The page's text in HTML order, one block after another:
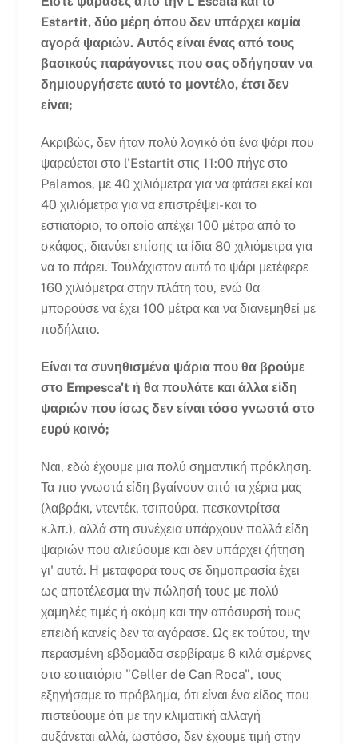
Estartit, δύο μέρη όπου δεν υπάρχει καμία
αγορά ψαριών. Αυτός είναι ένας από τους
βασικούς παράγοντες που σας οδήγησαν να
δημιουργήσετε αυτό το μοντέλο, έτσι δεν
είναι;
Ακριβώς, δεν ήταν πολύ λογικό ότι ένα ψάρι που
ψαρεύεται στο l'Estartit στις 11:00 πήγε στο
Palamos, με 40 χιλιόμετρα για να φτάσει εκεί και
40 χιλιόμετρα για να επιστρέψει- και το
εστιατόριο, το οποίο απέχει 100 μέτρα από το
σκάφος, διανύει επίσης τα ίδια 80 χιλιόμετρα για
να το πάρει. Τουλάχιστον αυτό το ψάρι μετέφερε
160 χιλιόμετρα στην πλάτη του, ενώ θα
μπορούσε να έχει 100 μέτρα και να διανεμηθεί με
ποδήλατο.
Είναι τα συνηθισμένα ψάρια που θα βρούμε
στο Empesca't ή θα πουλάτε και άλλα είδη
ψαριών που ίσως δεν είναι τόσο γνωστά στο
ευρύ κοινό;
Ναι, εδώ έχουμε μια πολύ σημαντική πρόκληση.
Τα πιο γνωστά είδη βγαίνουν από τα χέρια μας
(λαβράκι, ντεντέκ, τσιπούρα, πεσκαντρίτσα
κ.λπ.), αλλά στη συνέχεια υπάρχουν πολλά είδη
ψαριών που αλιεύουμε και δεν υπάρχει ζήτηση
γι' αυτά. Η μεταφορά τους σε δημοπρασία έχει
ως αποτέλεσμα την πώλησή τους με πολύ
χαμηλές τιμές ή ακόμη και την απόσυρσή τους
επειδή κανείς δεν τα αγόρασε. Ως εκ τούτου, την
περασμένη εβδομάδα σερβίραμε 6 κιλά σμέρνες
στο εστιατόριο "Celler de Can Roca", τους
εξηγήσαμε το πρόβλημα, ότι είναι ένα είδος που
πιστεύουμε ότι με την κλιματική αλλαγή
αυξάνεται αλλά, ωστόσο, δεν έχουμε τιμή στην